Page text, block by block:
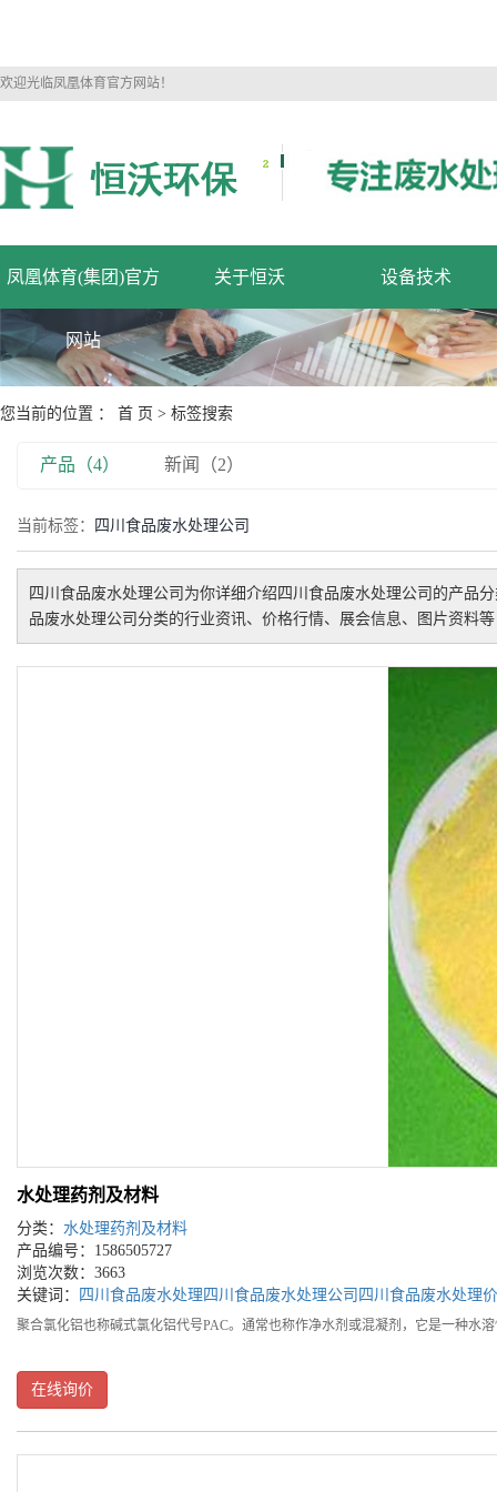
欢迎光临凤凰体育官方网站！
凤凰体育(集团)官方
网站
关于恒沃 设备技术
您当前的位置 ： 首 页 > 标签搜索
产品（4） 新闻（2）
当前标签： 四川食品废水处理公司
四川食品废水处理公司 为你详细介绍 四川食品废水处理公司 的产品
品废水处理公司 分类的行业资讯、价格行情、展会信息、图片资料
水处理药剂及材料
分类： 水处理药剂及材料
产品编号：1586505727
浏览次数：3663
关键词：
四川食品废水处理 四川食品废水处理公司 四川食品废水处理
聚合氯化铝也称碱式氯化铝代号PAC。通常也称作净水剂或混凝剂，它是一种水
在线询价